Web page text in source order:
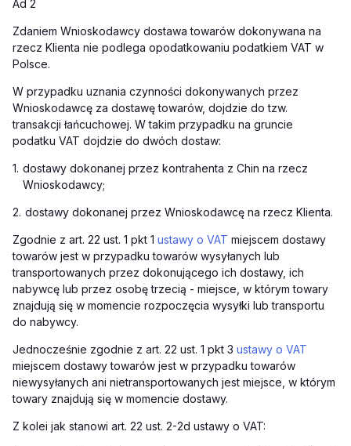
Ad 2
Zdaniem Wnioskodawcy dostawa towarów dokonywana na
rzecz Klienta nie podlega opodatkowaniu podatkiem VAT w
Polsce.
W przypadku uznania czynności dokonywanych przez
Wnioskodawcę za dostawę towarów, dojdzie do tzw.
transakcji łańcuchowej. W takim przypadku na gruncie
podatku VAT dojdzie do dwóch dostaw:
1. dostawy dokonanej przez kontrahenta z Chin na rzecz
Wnioskodawcy;
2. dostawy dokonanej przez Wnioskodawcę na rzecz Klienta.
Zgodnie z art. 22 ust. 1 pkt 1 ustawy o VAT miejscem dostawy
towarów jest w przypadku towarów wysyłanych lub
transportowanych przez dokonującego ich dostawy, ich
nabywcę lub przez osobę trzecią - miejsce, w którym towary
znajdują się w momencie rozpoczęcia wysyłki lub transportu
do nabywcy.
Jednocześnie zgodnie z art. 22 ust. 1 pkt 3 ustawy o VAT
miejscem dostawy towarów jest w przypadku towarów
niewysyłanych ani nietransportowanych jest miejsce, w którym
towary znajdują się w momencie dostawy.
Z kolei jak stanowi art. 22 ust. 2-2d ustawy o VAT: